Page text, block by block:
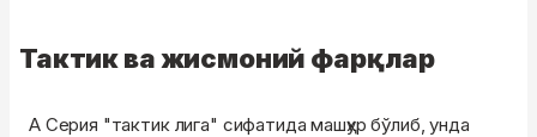
Тактик ва жисмоний фарқлар
А Серия "тактик лига" сифатида машҳур бўлиб, унда